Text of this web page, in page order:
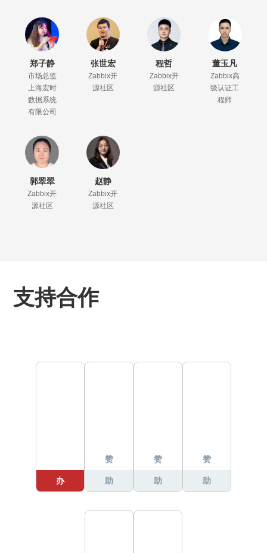
郑子静
市场总监
上海宏时
数据系统
有限公司
张世宏
Zabbix开
源社区
程哲
Zabbix开
源社区
董玉凡
Zabbix高
级认证工
程师
郭翠翠
Zabbix开
源社区
赵静
Zabbix开
源社区
支持合作
办
赞
助
赞
助
赞
助